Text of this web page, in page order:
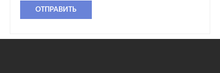
ОТПРАВИТЬ